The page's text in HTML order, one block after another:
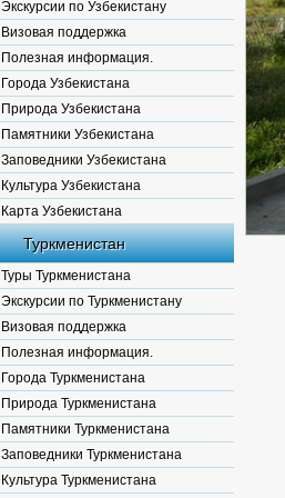
Экскурсии по Узбекистану
Визовая поддержка
Полезная информация.
Города Узбекистана
Природа Узбекистана
Памятники Узбекистана
Заповедники Узбекистана
Культура Узбекистана
Карта Узбекистана
Туркменистан
Туры Туркменистана
Экскурсии по Туркменистану
Визовая поддержка
Полезная информация.
Города Туркменистана
Природа Туркменистана
Памятники Туркменистана
Заповедники Туркменистана
Культура Туркменистана